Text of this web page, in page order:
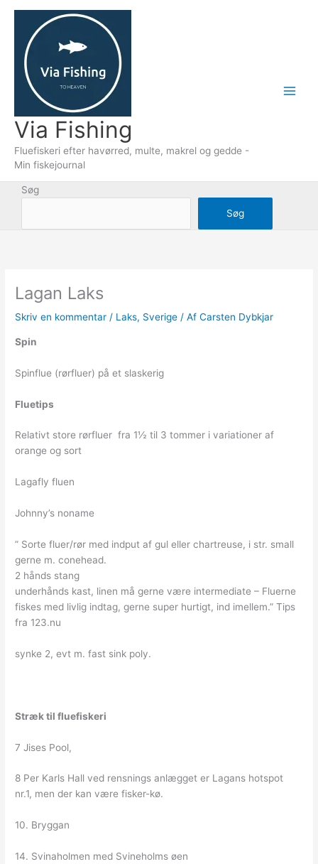
indholdet
Via Fishing
Fluefiskeri efter havørred, multe, makrel og gedde -
Min fiskejournal
Søg
Søg
Lagan Laks
Skriv en kommentar / Laks, Sverige / AfCarsten Dybkjar
Spin
Spinflue (rørfluer) på et slaskerig
Fluetips
Relativt store rørfluer fra 1½ til 3 tommer i variationer af
orange og sort
Lagafly fluen
Johnny’s noname
” Sorte fluer/rør med indput af gul eller chartreuse, i str. small
gerne m. conehead.
2 hånds stang
underhånds kast, linen må gerne være intermediate – Fluerne
fiskes med livlig indtag, gerne super hurtigt, ind imellem.” Tips
fra 123.nu
synke 2, evt m. fast sink poly.
Stræk til fluefiskeri
7 Jises Pool,
8 Per Karls Hall ved rensnings anlægget er Lagans hotspot
nr.1, men der kan være fisker-kø.
10. Bryggan
14. Svinaholmen med Svineholms øen